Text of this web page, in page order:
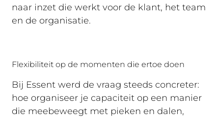
naar inzet die werkt voor de klant, het team
en de organisatie.
Flexibiliteit op de momenten die ertoe doen
Bij Essent werd de vraag steeds concreter:
hoe organiseer je capaciteit op een manier
die meebeweegt met pieken en dalen,